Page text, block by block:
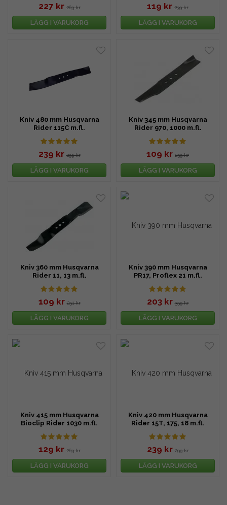
227 kr 263 kr
LÄGG I VARUKORG
119 kr 239 kr
LÄGG I VARUKORG
Kniv 480 mm Husqvarna
Rider 115C m.fl.
239 kr 299 kr
LÄGG I VARUKORG
Kniv 345 mm Husqvarna
Rider 970, 1000 m.fl.
109 kr 239 kr
LÄGG I VARUKORG
Kniv 360 mm Husqvarna
Rider 11, 13 m.fl.
109 kr 251 kr
LÄGG I VARUKORG
Kniv 390 mm Husqvarna
PR17, Proflex 21 m.fl.
203 kr 359 kr
LÄGG I VARUKORG
Kniv 415 mm Husqvarna
Bioclip Rider 1030 m.fl.
129 kr 263 kr
LÄGG I VARUKORG
Kniv 420 mm Husqvarna
Rider 15T, 175, 18 m.fl.
239 kr 299 kr
LÄGG I VARUKORG